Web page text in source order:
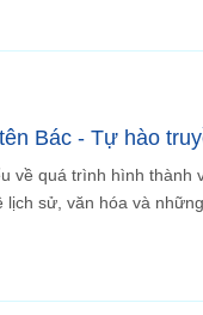
Bác - Tự hào
quá trình hình thành
sử, văn hóa và